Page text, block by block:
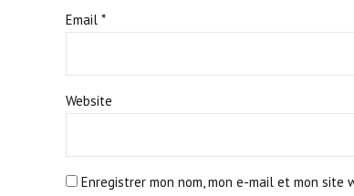
Email *
Website
Enregistrer mon nom, mon e-mail et mon site